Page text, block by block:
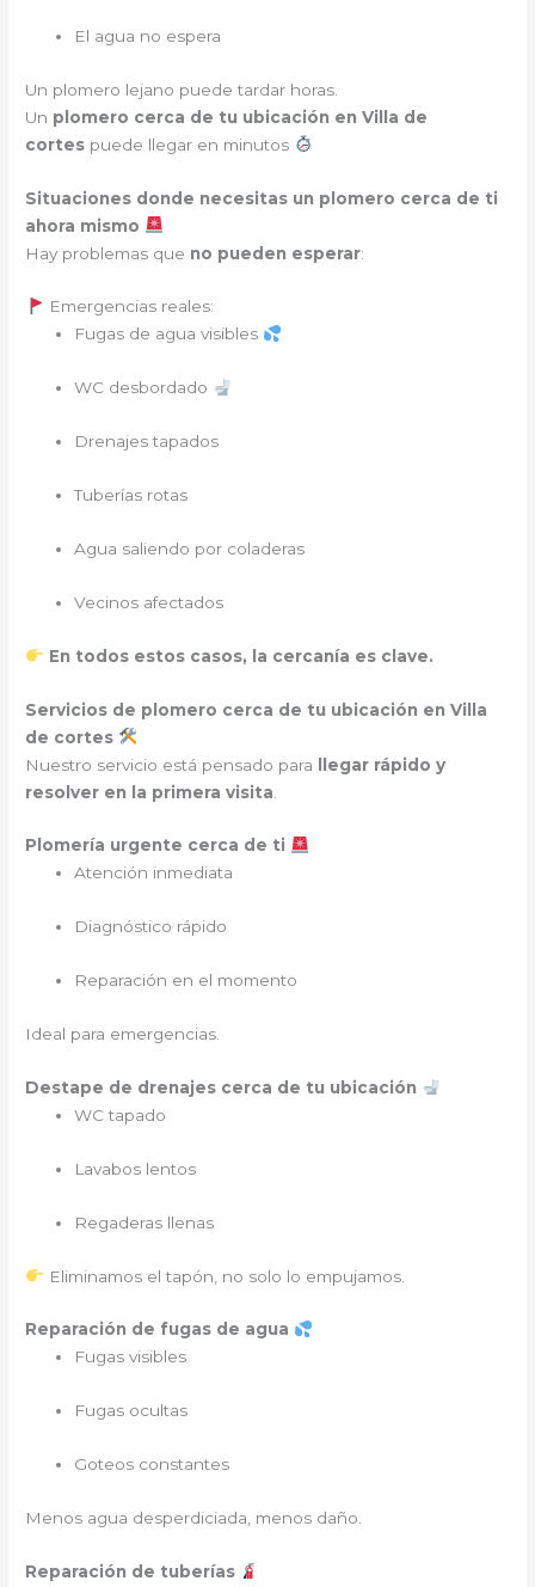
El agua no espera
Un plomero lejano puede tardar horas.
Un plomero cerca de tu ubicación en Villa de
cortes puede llegar en minutos
Situaciones donde necesitas un plomero cerca de ti
ahora mismo
Hay problemas que no pueden esperar:
Emergencias reales:
Fugas de agua visibles
WC desbordado
Drenajes tapados
Tuberías rotas
Agua saliendo por coladeras
Vecinos afectados
En todos estos casos, la cercanía es clave.
Servicios de plomero cerca de tu ubicación en Villa
de cortes
Nuestro servicio está pensado para llegar rápido y
resolver en la primera visita
Plomería urgente cerca de ti
Atención inmediata
Diagnóstico rápido
Reparación en el momento
Ideal para emergencias.
Destape de drenajes cerca de tu ubicación
WC tapado
Lavabos lentos
Regaderas llenas
Eliminamos el tapón, no solo lo empujamos.
Reparación de fugas de agua
Fugas visibles
Fugas ocultas
Goteos constantes
Menos agua desperdiciada, menos daño.
Reparación de tuberías